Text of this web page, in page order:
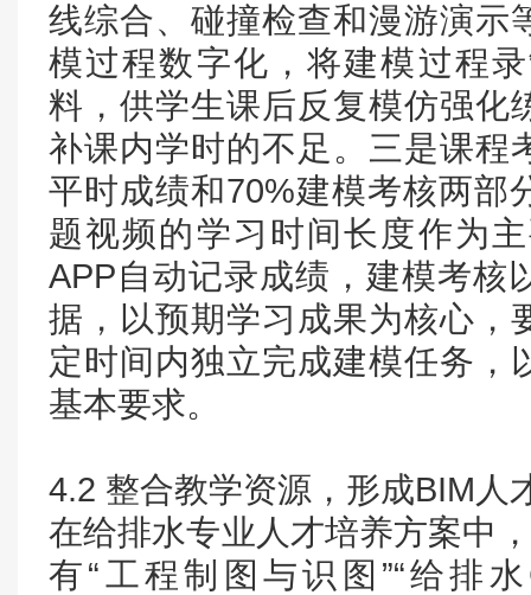
线综合、碰撞检查和漫游演示
模过程数字化，将建模过程
料，供学生课后反复模仿强化
补课内学时的不足。三是课程
平时成绩和70%建模考核两部
题视频的学习时间长度作为
APP自动记录成绩，建模考核
据，以预期学习成果为核心，
定时间内独立完成建模任务，
基本要求。
4.2 整合教学资源，形成BIM人
在给排水专业人才培养方案中
有“工程制图与识图”“给排